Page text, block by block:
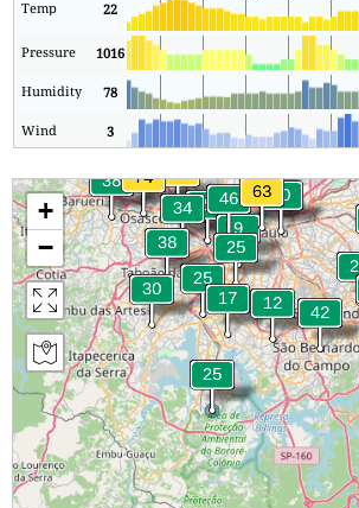
Temp 22
Pressure 1016
Humidity 78
Wind 3
+
−